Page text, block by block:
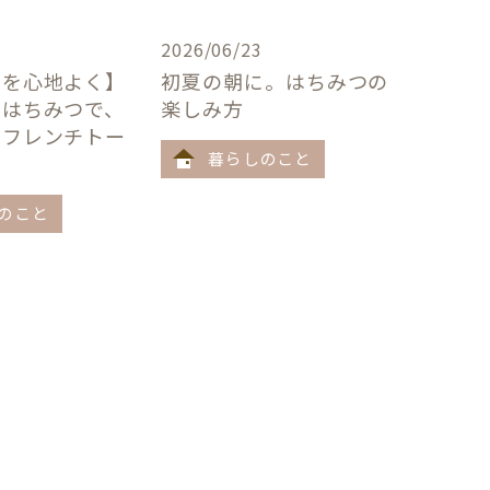
心地よく】
ちみつで、
レンチトー
こと
2026/06/23
初夏の朝に。はちみつの
楽しみ方
暮らしのこと